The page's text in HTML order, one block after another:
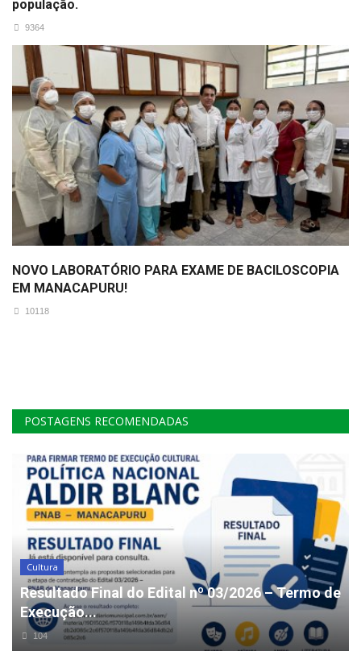
população.
9364
NOVO LABORATÓRIO PARA EXAME DE BACILOSCOPIA
EM MANACAPURU!
10118
POSTAGENS RECOMENDADAS
Cultura
Resultado Final do Edital nº 03/2026 – Termo de
Execução...
104